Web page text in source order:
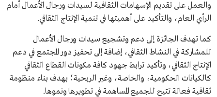
والعمل على تقديم الإسهامات الثقافية لسيدات ورجال الأعمال أمام
الرأي العام، والتأكيد على أهميتها في تنمية الإنتاج الثقافي.
كما تهدف الجائزة إلى دعم وتشجيع سيدات ورجال الأعمال
للمشاركة في النشاط الثقافي، إضافة إلى تحفيز دور المجتمع في دعم
الإنتاج الثقافي، وتأكيد ترابط جهود كافة مكونات القطاع الثقافي
كالكيانات الحكومية، والخاصة، وغير الربحية؛ بهدف بناء منظومة
ثقافية فعالة تتيح للجميع المساهمة في تطويرها ونموها.